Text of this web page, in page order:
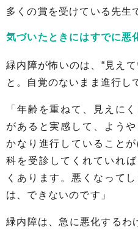
多くの賞を受けている先生
気づいたときにはすでに悪
緑内障が怖いのは、“見え
と。自覚のないまま進行し
「年齢を重ねて、見えに
があると実感して、よう
かなり進行していること
科を受診してくれていれ
くあります。悪くなって
は、できないのです」
緑内障は、急に悪化するわ